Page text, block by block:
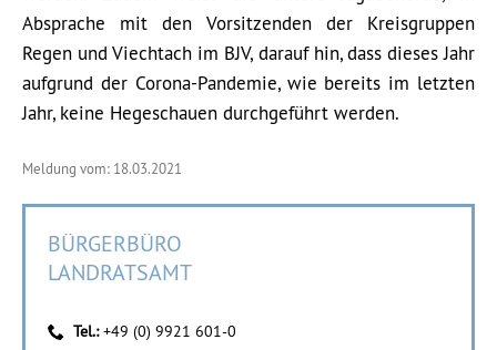
Absprache mit den Vorsitzenden der Kreisgruppen
Regen und Viechtach im BJV, darauf hin, dass dieses Jahr
aufgrund der Corona-Pandemie, wie bereits im letzten
Jahr, keine Hegeschauen durchgeführt werden.
Meldung vom: 18.03.2021
BÜRGERBÜRO
LANDRATSAMT
Tel.:+49 (0) 9921 601-0